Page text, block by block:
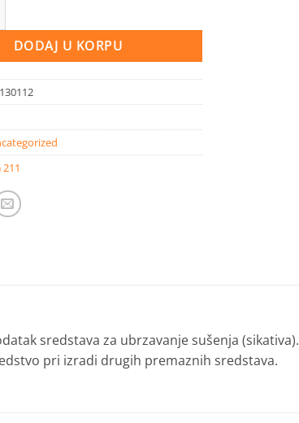
za drvo Firnis 1l količina
DODAJ U KORPU
211
sredstava za ubrzavanje sušenja (sikativa).
pri izradi drugih premaznih sredstava.